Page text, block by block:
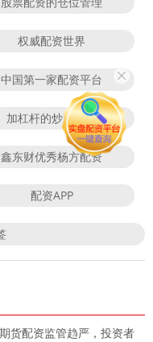
权威配资世界
中国第一家配资平台
加杠杆的炒股软件
鑫东财优秀杨方配资
配资APP
货配资监管趋严，投资者